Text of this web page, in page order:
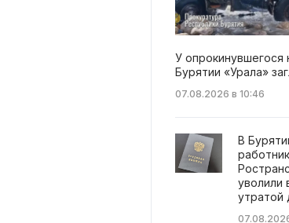
У опрокинувшегося
Бурятии «Урала»
07.08.2026 в 10:46
В
уволили
утратой